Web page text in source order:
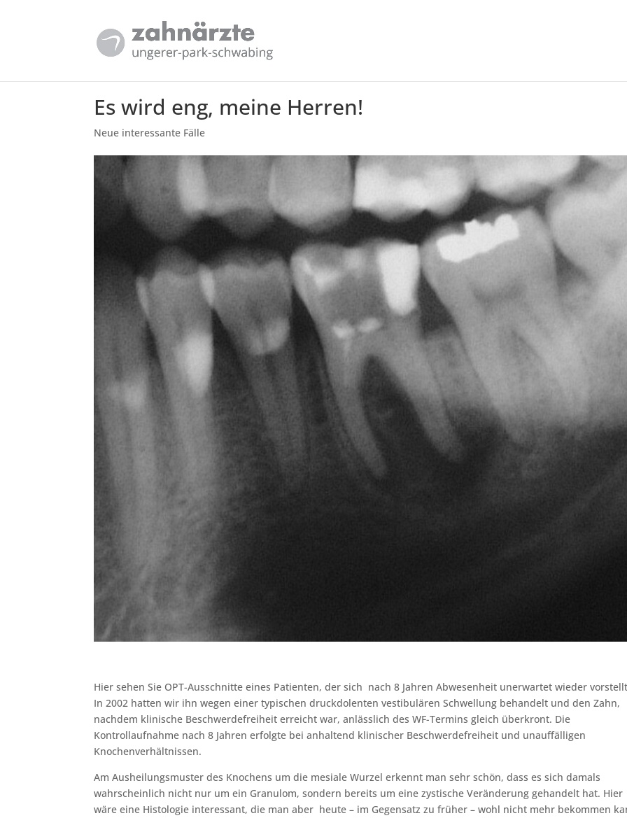
Es wird eng, meine Herren!
Neue interessante Fälle
Hier sehen Sie OPT-Ausschnitte eines Patienten, der sich nach 8 Jahren Abwesenheit unerwartet wieder
In 2002 hatten wir ihn wegen einer typischen druckdolenten vestibulären Schwellung behandelt und den Zahn,
nachdem klinische Beschwerdefreiheit erreicht war, anlässlich des WF-Termins gleich überkront. Die
Kontrollaufnahme nach 8 Jahren erfolgte bei anhaltend klinischer Beschwerdefreiheit und unauffälligen
Knochenverhältnissen.
Am Ausheilungsmuster des Knochens um die mesiale Wurzel erkennt man sehr schön, dass es sich damals
wahrscheinlich nicht nur um ein Granulom, sondern bereits um eine zystische Veränderung gehandelt hat. Hier
wäre eine Histologie interessant, die man aber heute – im Gegensatz zu früher – wohl nicht mehr bekommen